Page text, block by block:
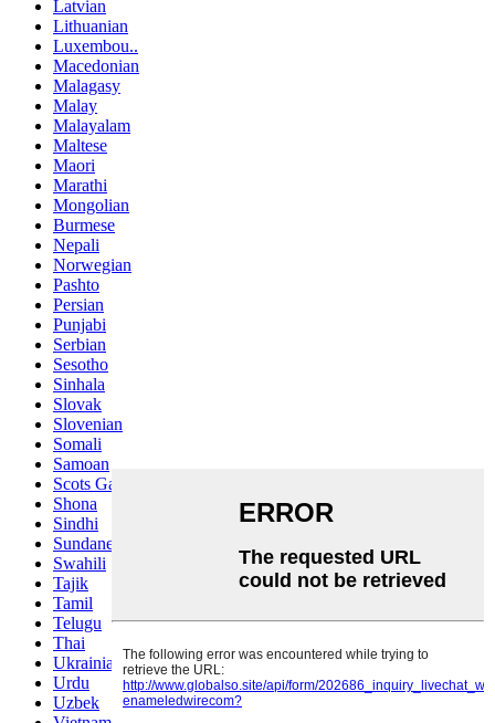
Latvian
Lithuanian
Luxembou..
Macedonian
Malagasy
Malay
Malayalam
Maltese
Maori
Marathi
Mongolian
Burmese
Nepali
Norwegian
Pashto
Persian
Punjabi
Serbian
Sesotho
Sinhala
Slovak
Slovenian
Somali
Samoan
Scots Gaelic
Shona
Sindhi
Sundanese
Swahili
Tajik
Tamil
Telugu
Thai
Ukrainian
Urdu
Uzbek